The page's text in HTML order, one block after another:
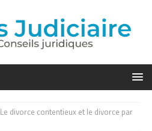
Le divorce contentieux et le divorce par